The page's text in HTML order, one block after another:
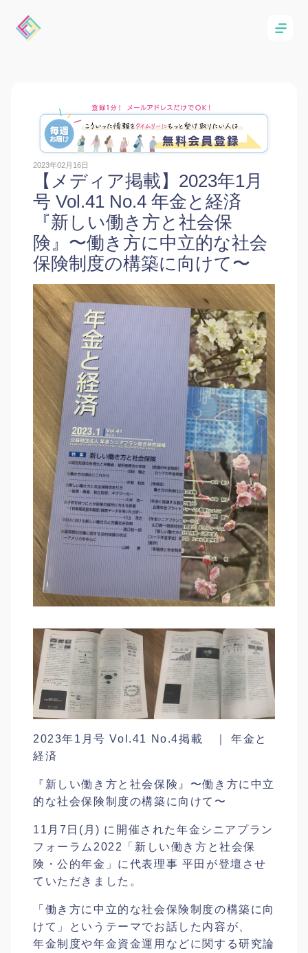
2023年02月16日
【メディア掲載】2023年1月
号 Vol.41 No.4 年金と経済
『新しい働き方と社会保
険』〜働き方に中立的な社会
保険制度の構築に向けて〜
2023年1月号 Vol.41 No.4掲載 ｜ 年金と
経済
『新しい働き方と社会保険』〜働き方に中立
的な社会保険制度の構築に向けて〜
11月7日(月) に開催された年金シニアプラン
フォーラム2022「新しい働き方と社会保
険・公的年金」に代表理事 平田が登壇させ
ていただきました。
「働き方に中立的な社会保険制度の構築に向
けて」というテーマでお話した内容が、
年金制度や年金資金運用などに関する研究論